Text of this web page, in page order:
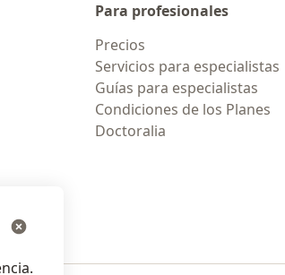
Para profesionales
Precios
Servicios para especialistas
Guías para especialistas
Condiciones de los Planes
Doctoralia